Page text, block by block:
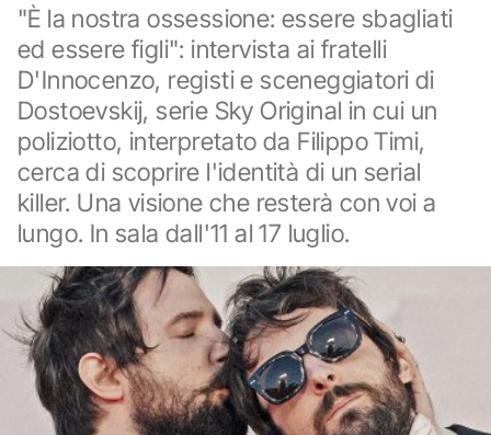
"È la nostra ossessione: essere sbagliati
ed essere figli": intervista ai fratelli
D'Innocenzo, registi e sceneggiatori di
Dostoevskij, serie Sky Original in cui un
poliziotto, interpretato da Filippo Timi,
cerca di scoprire l'identità di un serial
killer. Una visione che resterà con voi a
lungo. In sala dall'11 al 17 luglio.